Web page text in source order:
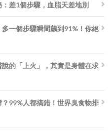
差1個步驟，血脂天差地別
一個步驟瞬間飆到91%！你絕
的「上火」，其實是身體在求
99%人都搞錯！世界臭食物排